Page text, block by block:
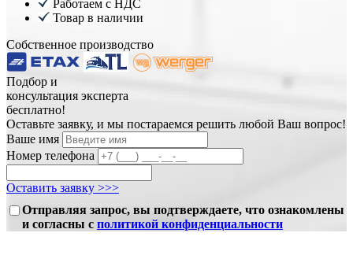
Работаем с НДС
Товар в наличии
Собственное производство
Подбор и
консультация эксперта
бесплатно!
Оставьте заявку, и мы постараемся решить любой Ваш вопрос!
Ваше имя
Номер телефона
Оставить заявку >>>
Отправляя запрос, вы подтверждаете, что ознакомлены
и согласны с политикой конфиденциальности